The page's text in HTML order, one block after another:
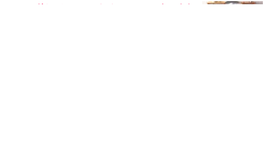
ابزار هوش مصنوعی پیشنهاد دستور پخت غذا – بر